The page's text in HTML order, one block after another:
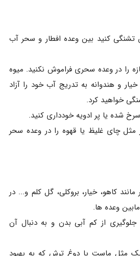
تشنگی کنید بین وعده افطار و سحر آب
را در وعده سحری فراموش نکنید. میوه
و هندوانه به تدریج آب خود را آزاد
خواهید کرد.
شده یا پر ادویه خودداری کنید.
مثل چای غلیظ یا قهوه را در وعده سحر
کاهو، خیار، بروکلی، گل کلم و... در
وعده ها.
از کم آبی بدن و به دنبال آن